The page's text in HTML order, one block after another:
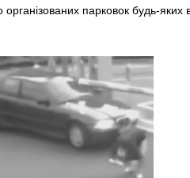
парковок будь-яких